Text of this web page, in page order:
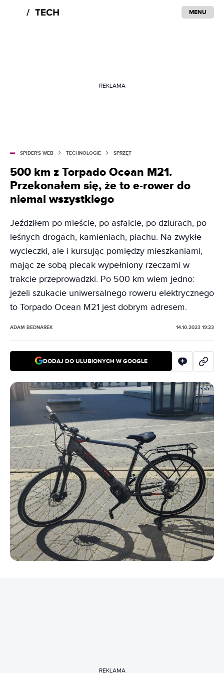
MENU
REKLAMA
SPIDER'S WEB TECHNOLOGIE SPRZĘT
500 km z Torpado Ocean M21.
Przekonałem się, że to e-rower do
niemal wszystkiego
Jeździłem po mieście, po asfalcie, po dziurach, po
leśnych drogach, kamieniach, piachu. Na zwykłe
wycieczki, ale i kursując pomiędzy mieszkaniami,
mając ze sobą plecak wypełniony rzeczami w
trakcie przeprowadzki. Po 500 km wiem jedno:
jeżeli szukacie uniwersalnego roweru elektrycznego
to Torpado Ocean M21 jest dobrym adresem.
ADAM BEDNAREK 14.10.2023 19:23
DODAJ DO ULUBIONYCH W GOOGLE
REKLAMA